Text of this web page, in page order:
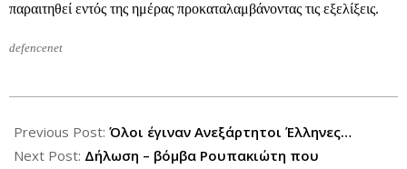
παραιτηθεί εντός της ημέρας προκαταλαμβάνοντας τις εξελίξεις.
defencenet
11-
16
Previous Post: Όλοι έγιναν Ανεξάρτητοι Έλληνες…
Next Post: Δήλωση – βόμβα Ρουπακιώτη που